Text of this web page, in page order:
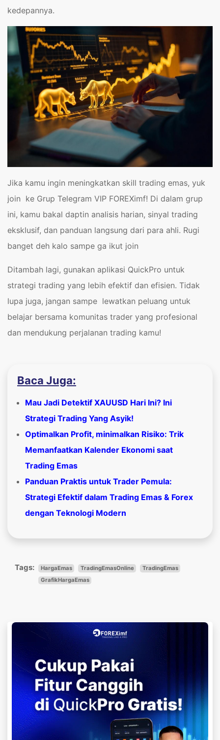
kedepannya.
Jika kamu ingin meningkatkan skill trading emas, yuk
join ke Grup Telegram VIP FOREXimf! Di dalam grup
ini, kamu bakal daptin analisis harian, sinyal trading
eksklusif, dan panduan langsung dari para ahli. Rugi
banget deh kalo sampe ga ikut join
Ditambah lagi, gunakan aplikasi QuickPro untuk
strategi trading yang lebih efektif dan efisien. Tidak
lupa juga, jangan sampe lewatkan peluang untuk
belajar bersama komunitas trader yang profesional
dan mendukung perjalanan trading kamu!
Baca Juga:
Mau Jadi Detektif XAUUSD Hari Ini? Ini
Strategi Trading Yang Asyik!
Optimalkan Profit, minimalkan Risiko: Trik
Memanfaatkan Kalender Ekonomi saat
Trading Emas
Panduan Praktis untuk Trader Pemula:
Strategi Efektif dalam Trading Emas & Forex
dengan Teknologi Modern
Tags: HargaEmas TradingEmasOnline
TradingEmas
GrafikHargaEmas